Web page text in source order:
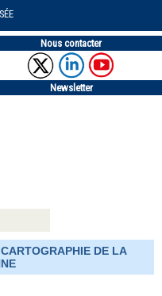
Nous contacter
Newsletter
DE LA